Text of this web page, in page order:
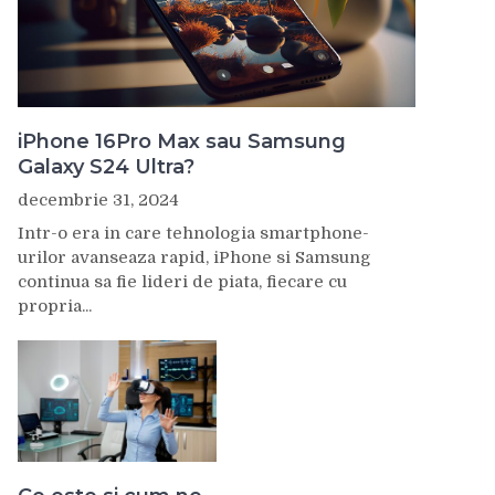
iPhone 16Pro Max sau Samsung
Galaxy S24 Ultra?
decembrie 31, 2024
Intr-o era in care tehnologia smartphone-
urilor avanseaza rapid, iPhone si Samsung
continua sa fie lideri de piata, fiecare cu
propria...